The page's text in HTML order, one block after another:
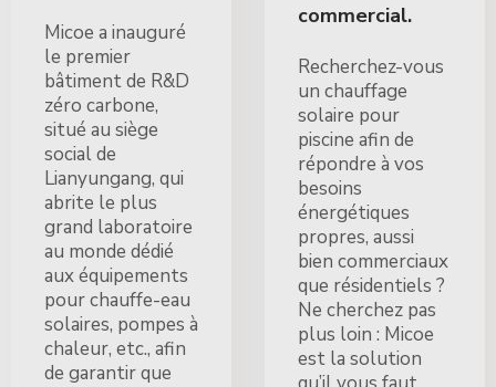
Micoe a inauguré
le premier
bâtiment de R&D
zéro carbone,
situé au siège
social de
Lianyungang, qui
abrite le plus
grand laboratoire
au monde dédié
aux équipements
pour chauffe-eau
solaires, pompes à
chaleur, etc., afin
de garantir que
commercial.
Recherchez-vous
un chauffage
solaire pour
piscine afin de
répondre à vos
besoins
énergétiques
propres, aussi
bien commerciaux
que résidentiels ?
Ne cherchez pas
plus loin : Micoe
est la solution